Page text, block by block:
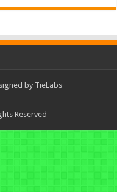
by TieLabs
Reserved